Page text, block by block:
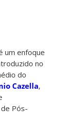
um enfoque
no
do
Cazella,
Pós-